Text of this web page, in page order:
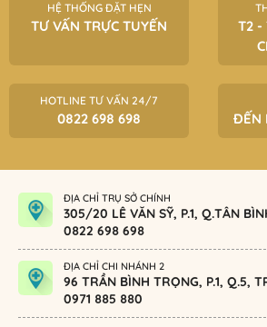
HỆ THỐNG ĐẶT HẸN
TƯ VẤN TRỰC TUYẾN
T2 -
HOTLINE TƯ VẤN 24/7
0822 698 698 ĐẾN
ĐỊA CHỈ TRỤ SỞ CHÍNH
305/20 LÊ VĂN SỸ, P.1, Q.TÂN
0822 698 698
ĐỊA CHỈ CHI NHÁNH 2
96 TRẦN BÌNH TRỌNG, P.1, Q.5,
0971 885 880